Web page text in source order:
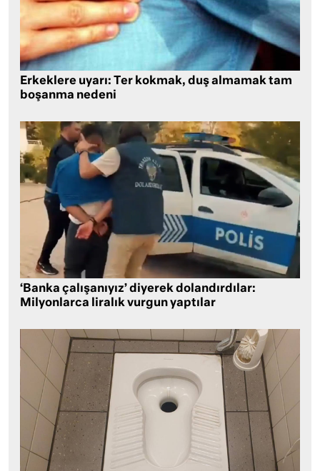
Erkeklere uyarı: Ter kokmak, duş almamak tam
boşanma nedeni
‘Banka çalışanıyız’ diyerek dolandırdılar:
Milyonlarca liralık vurgun yaptılar